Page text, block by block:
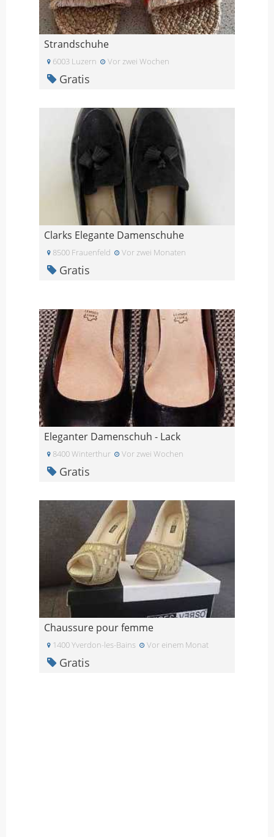
Strandschuhe
6003 Luzern Vor zwei Wochen
Gratis
Clarks Elegante Damenschuhe
8500 Frauenfeld Vor zwei Monaten
Gratis
Eleganter Damenschuh - Lack
8400 Winterthur Vor zwei Wochen
Gratis
Chaussure pour femme
1400 Yverdon-les-Bains Vor einem Monat
Gratis